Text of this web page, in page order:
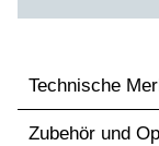
Technische
Zubehör und